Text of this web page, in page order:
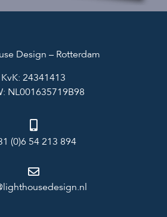
Design – Rotterdam
KvK: 24341413
NL001635719B98
(0)6 54 213 894